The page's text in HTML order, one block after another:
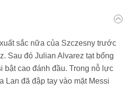
sắc nữa của Szczesny trước
Sau đó Julian Alvarez tạt bổng
bật cao đánh đầu. Trong nỗ lực
Lan đã đập tay vào mặt Messi